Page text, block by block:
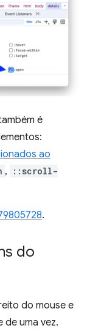
é
ao
,
::scroll-
.
do
do mouse e
de uma vez.